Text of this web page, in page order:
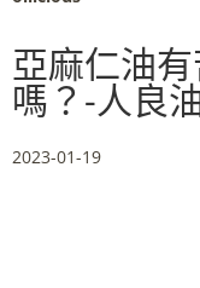
亞麻仁油
嗎？-人良
2023-01-19